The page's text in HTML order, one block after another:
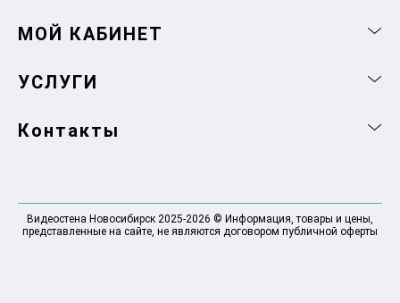
МОЙ КАБИНЕТ
УСЛУГИ
Контакты
Видеостена Новосибирск 2025-2026 © Информация, товары и цены,
представленные на сайте, не являются договором публичной оферты